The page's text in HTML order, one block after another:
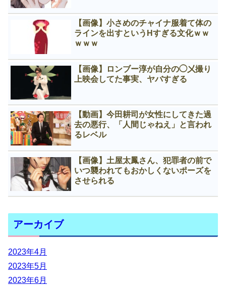
【画像】小さめのチャイナ服着て体の
ラインを出すというНすぎる文化ｗｗ
ｗｗｗ
【画像】ロンブー淳が自分の◯㐅撮り
上映会してた事実、ヤバすぎる
【動画】今田耕司が女性にしてきた過
去の悪行、「人間じゃねえ」と言われ
るレベル
【画像】土屋太鳳さん、犯罪者の前で
いつ襲われてもおかしくないポーズを
させられる
アーカイブ
2023年4月
2023年5月
2023年6月